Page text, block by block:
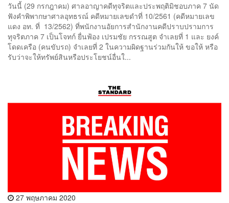
วันนี้ (29 กรกฎาคม) ศาลอาญาคดีทุจริตและประพฤติมิชอบภาค 7 นัด
ฟังคำพิพากษาศาลอุทธรณ์ คดีหมายเลขดำที่ 10/2561 (คดีหมายเลข
แดง อท. ที่ 13/2562) ที่พนักงานอัยการสำนักงานคดีปราบปรามการ
ทุจริตภาค 7 เป็นโจทก์ ยื่นฟ้อง เปรมชัย กรรณสูต จำเลยที่ 1 และ ยงค์
โดดเครือ (คนขับรถ) จำเลยที่ 2 ในความผิดฐานร่วมกันให้ ขอให้ หรือ
รับว่าจะให้ทรัพย์สินหรือประโยชน์อื่นใ...
27 พฤษภาคม 2020